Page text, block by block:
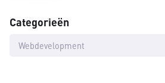
Categorieën
Webdevelopment